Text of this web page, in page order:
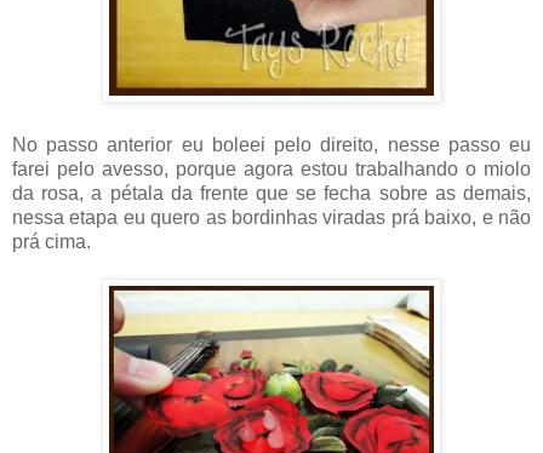
No passo anterior eu boleei pelo direito, nesse passo eu
farei pelo avesso, porque agora estou trabalhando o miolo
da rosa, a pétala da frente que se fecha sobre as demais,
nessa etapa eu quero as bordinhas viradas prá baixo, e não
prá cima.